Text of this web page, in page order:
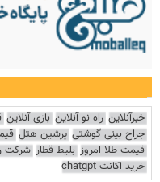
خبرآنلاین راه نو آنلاین بازی آنلاین
جراح بینی گوشتی پرشین هتل
قیمت طلا امروز بلیط قطار شرکت
خرید اکانت chatgpt